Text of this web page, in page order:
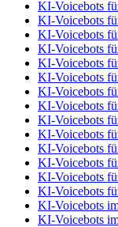
KI-Voicebots
KI-Voicebots
KI-Voicebots
KI-Voicebots
KI-Voicebots
KI-Voicebots
KI-Voicebots
KI-Voicebots
KI-Voicebots
KI-Voicebots
KI-Voicebots
KI-Voicebots
KI-Voicebots
KI-Voicebots
KI-Voicebots
KI-Voicebots